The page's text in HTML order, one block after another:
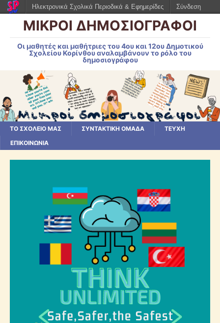
ΜΙΚΡΟΙ ΔΗΜΟΣΙΟΓΡΑΦΟΙ
Οι μαθητές και μαθήτριες του 4ου και 12ου Δημοτικού
Σχολείου Κορίνθου αναλαμβάνουν το ρόλο του
δημοσιογράφου
ΤΟ ΣΧΟΛΕΙΟ ΜΑΣ ΣΥΝΤΑΚΤΙΚΗ ΟΜΑΔΑ
ΤΕΥΧΗ
ΕΠΙΚΟΙΝΩΝΙΑ
Ηλεκτρονικά Σχολικά Περιοδικά & Εφημερίδες Σύνδεση